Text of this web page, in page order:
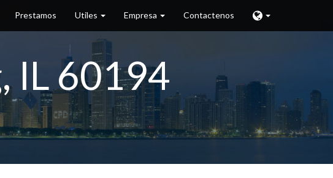
Prestamos Utiles Empresa Contactenos
IL 60194